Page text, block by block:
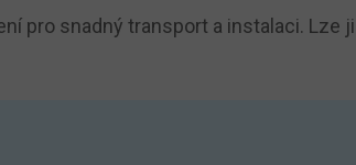
pro snadný transport a instalaci. Lze ji